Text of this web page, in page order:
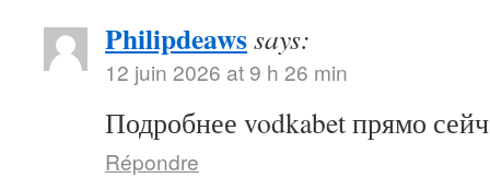
Philipdeawssays:
12 juin 2026 at 9 h 26 min
Подробнее vodkabet прямо
Répondre